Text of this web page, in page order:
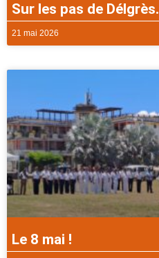
Sur les pas de Délgrès.
21 mai 2026
Le 8 mai !